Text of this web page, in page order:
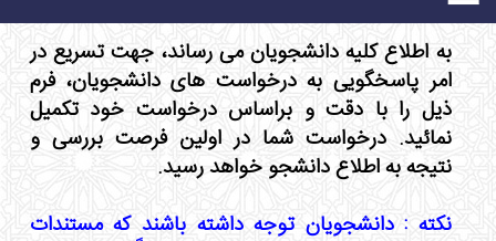
به اطلاع کلیه دانشجویان می رساند، جهت تسریع در
امر پاسخگویی به درخواست های دانشجویان، فرم
ذیل را با دقت و براساس درخواست خود تکمیل
نمائید. درخواست شما در اولین فرصت بررسی و
نتیجه به اطلاع دانشجو خواهد رسید.
نکته : دانشجویان توجه داشته باشند که مستندات